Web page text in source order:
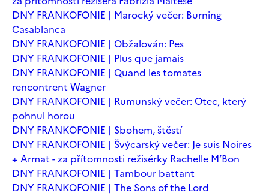
DNY FRANKOFONIE | Marocký večer: Burning
Casablanca
DNY FRANKOFONIE | Obžalován: Pes
DNY FRANKOFONIE | Plus que jamais
DNY FRANKOFONIE | Quand les tomates
rencontrent Wagner
DNY FRANKOFONIE | Rumunský večer: Otec, který
pohnul horou
DNY FRANKOFONIE | Sbohem, štěstí
DNY FRANKOFONIE | Švýcarský večer: Je suis Noires
+ Armat - za přítomnosti režisérky Rachelle M’Bon
DNY FRANKOFONIE | Tambour battant
DNY FRANKOFONIE | The Sons of the Lord